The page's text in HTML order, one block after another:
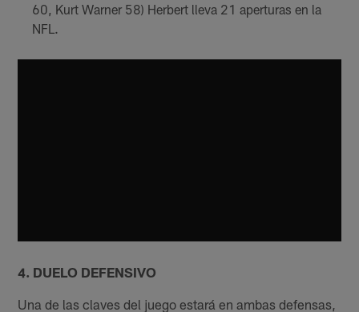
60, Kurt Warner 58) Herbert lleva 21 aperturas en la
NFL.
4. DUELO DEFENSIVO
Una de las claves del juego estará en ambas defensas,